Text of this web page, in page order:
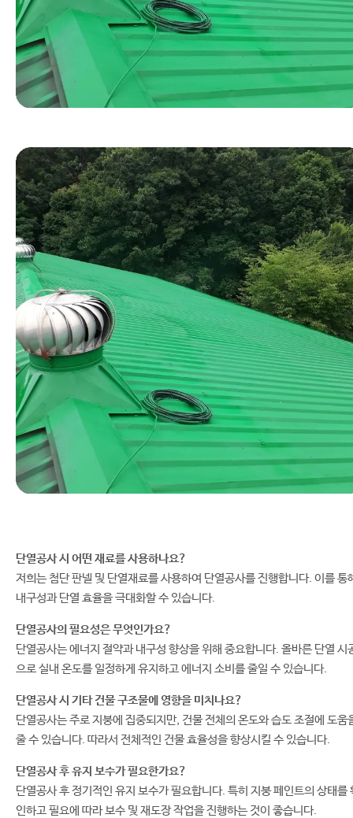
단열공사 시 어떤 재료를 사용하나요?
저희는 첨단 판넬 및 단열재료를 사용하여 단열공사를 진행합니다. 이를 통
내구성과 단열 효율을 극대화할 수 있습니다.
단열공사의 필요성은 무엇인가요?
단열공사는 에너지 절약과 내구성 향상을 위해 중요합니다. 올바른 단열 시
으로 실내 온도를 일정하게 유지하고 에너지 소비를 줄일 수 있습니다.
단열공사 시 기타 건물 구조물에 영향을 미치나요?
단열공사는 주로 지붕에 집중되지만, 건물 전체의 온도와 습도 조절에 도움
줄 수 있습니다. 따라서 전체적인 건물 효율성을 향상시킬 수 있습니다.
단열공사 후 유지 보수가 필요한가요?
단열공사 후 정기적인 유지 보수가 필요합니다. 특히 지붕 페인트의 상태를
인하고 필요에 따라 보수 및 재도장 작업을 진행하는 것이 좋습니다.